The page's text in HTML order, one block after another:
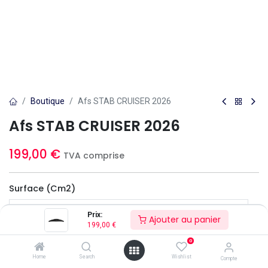
Prix:
199,00 € Ajouter au panier
Home Search
0
Wishlist Compte
Boutique Afs STAB CRUISER 2026
Afs STAB CRUISER 2026
199,00 € TVA comprise
Surface (cm2)
Définitivement indisponible